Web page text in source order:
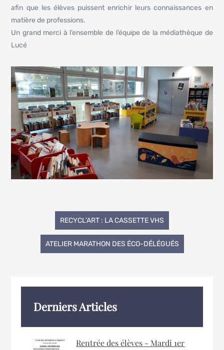
afin que les élèves puissent enrichir leurs connaissances en
matière de professions.
Un grand merci à l’ensemble de l’équipe de la médiathèque de
Lucé
NavigationRECYCL’ART : LA CASSETTE VHS
ATELIER MARATHON DES ÉCO-DÉLÉGUÉS
Derniers Articles
Rentrée des élèves - Mardi 1er